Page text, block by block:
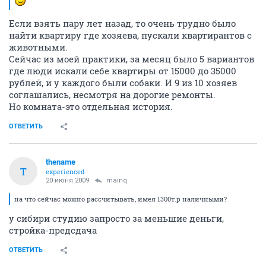
Если взять пару лет назад, то очень трудно было
найти квартиру где хозяева, пускали квартирантов с
животными.
Сейчас из моей практики, за месяц было 5 вариантов
где люди искали себе квартиры от 15000 до 35000
рублей, и у каждого были собаки. И 9 из 10 хозяев
соглашались, несмотря на дорогие ремонты.
Но комната-это отдельная история.
ОТВЕТИТЬ
T
thename
experienced
20 июня 2009 mainq
на что сейчас можно рассчитывать, имея 1300т.р наличными?
у сибири студию запросто за меньшие деньги,
стройка-предсдача
ОТВЕТИТЬ